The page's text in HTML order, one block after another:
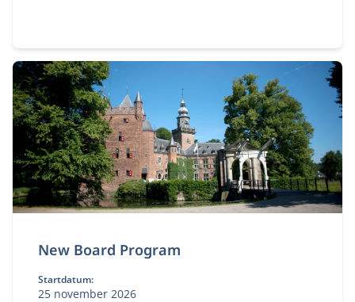
New Board Program
Startdatum:
25 november 2026